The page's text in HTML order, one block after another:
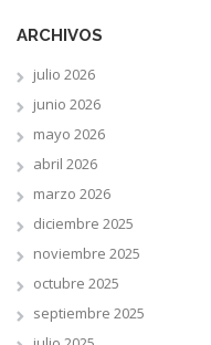
ARCHIVOS
julio 2026
junio 2026
mayo 2026
abril 2026
marzo 2026
diciembre 2025
noviembre 2025
octubre 2025
septiembre 2025